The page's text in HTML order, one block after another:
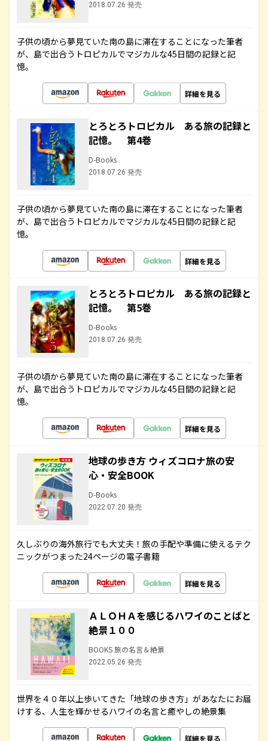
2018.07.26 発売
子供の頃から夢見ていた南の島に滞在することになった筆者
が、島で出合うトロピカルでマジカルな45日間の記録と記
憶。
詳細を見る
とろとろトロピカル ある旅の記録と
記憶。 第4巻
D-Books
2018.07.26 発売
子供の頃から夢見ていた南の島に滞在することになった筆者
が、島で出合うトロピカルでマジカルな45日間の記録と記
憶。
詳細を見る
とろとろトロピカル ある旅の記録と
記憶。 第5巻
D-Books
2018.07.26 発売
子供の頃から夢見ていた南の島に滞在することになった筆者
が、島で出合うトロピカルでマジカルな45日間の記録と記
憶。
詳細を見る
地球の歩き方 ウィズコロナ旅の安
心・安全BOOK
D-Books
2022.07.20 発売
久しぶりの海外旅行でも大丈夫！旅の手配や準備に使えるテク
ニックがつまった24ページの電子書籍
詳細を見る
ＡＬＯＨＡを感じるハワイのことばと
絶景１００
BOOKS 旅の名言＆絶景
2022.05.26 発売
世界を４０年以上歩いてきた「地球の歩き方」があなたにお届
けする、人生を輝かせるハワイの名言と癒やしの絶景集
詳細を見る